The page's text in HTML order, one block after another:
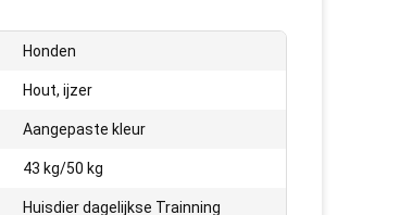
Honden
Hout, ijzer
Aangepaste kleur
43 kg/50 kg
Huisdier dagelijkse Trainning